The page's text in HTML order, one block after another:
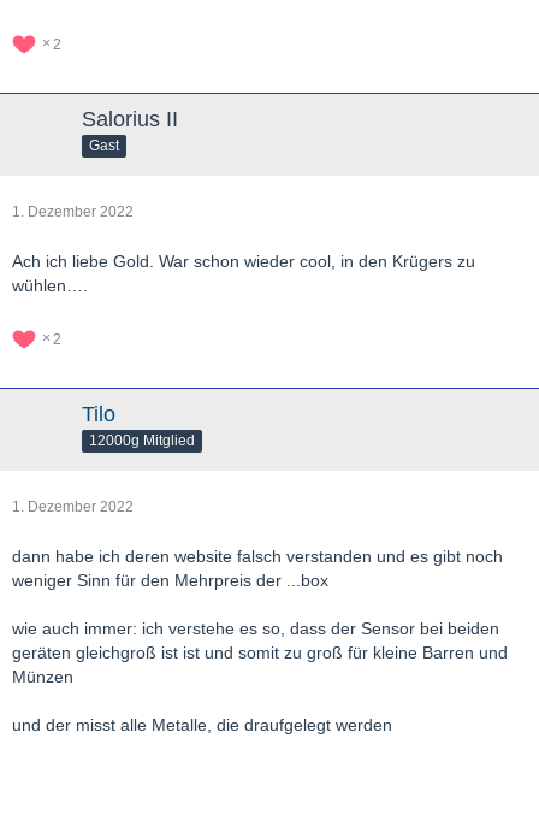
2
Salorius II
Gast
1. Dezember 2022
Ach ich liebe Gold. War schon wieder cool, in den Krügers zu
wühlen….
2
Tilo
12000g Mitglied
1. Dezember 2022
dann habe ich deren website falsch verstanden und es gibt noch
weniger Sinn für den Mehrpreis der ...box
wie auch immer: ich verstehe es so, dass der Sensor bei beiden
geräten gleichgroß ist ist und somit zu groß für kleine Barren und
Münzen
und der misst alle Metalle, die draufgelegt werden